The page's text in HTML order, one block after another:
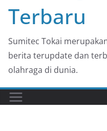
Terbaru
Sumitec Tokai
berita terupdate dan
olahraga di dunia.